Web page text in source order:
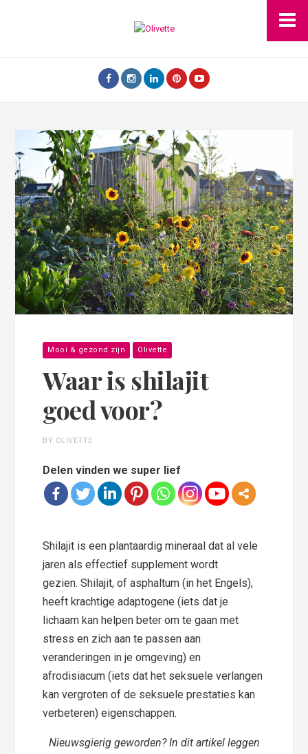
Mooi & gezond zijn Olivette
Waar is shilajit
goed voor?
BY OLIVETTE
Delen vinden we super lief
Shilajit is een plantaardig mineraal dat al vele
jaren als effectief supplement wordt
gezien. Shilajit, of asphaltum (in het Engels),
heeft krachtige adaptogene (iets dat je
lichaam kan helpen beter om te gaan met
stress en zich aan te passen aan
veranderingen in je omgeving) en
afrodisiacum (iets dat het seksuele verlangen
kan vergroten of de seksuele prestaties kan
verbeteren) eigenschappen.
Nieuwsgierig geworden? In dit artikel leggen